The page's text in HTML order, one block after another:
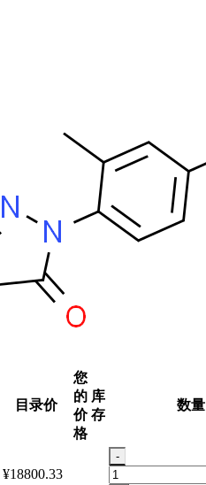
目录价
您
的
价
格
库
存
数量
¥18800.33
-